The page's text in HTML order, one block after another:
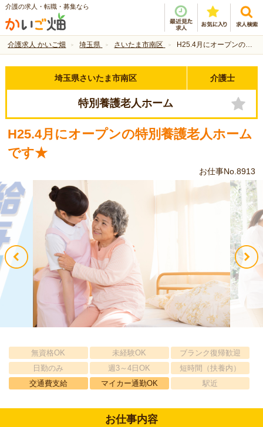
介護の求人・転職・募集なら
介護求人 かいご畑 埼玉県 さいたま市南区 H25.4月にオープンの特別養護老人ホームです★
埼玉県さいたま市南区 介護士
特別養護老人ホーム
H25.4月にオープンの特別養護老人ホーム
です★
お仕事No.8913
無資格OK 未経験OK
ブランク復帰歓迎
日勤のみ
週3～4日OK
短時間（扶養内）
交通費支給
マイカー通勤OK 駅近
お仕事内容